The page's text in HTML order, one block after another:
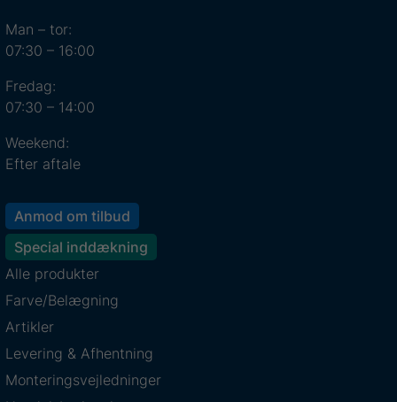
Man – tor:
07:30 – 16:00
Fredag:
07:30 – 14:00
Weekend:
Efter aftale
Anmod om tilbud
Special inddækning
Alle produkter
Farve/Belægning
Artikler
Levering & Afhentning
Monteringsvejledninger